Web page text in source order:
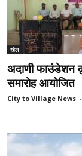
खेल
अदाणी फाउंडेशन
समारोह आयोजित
City to Village News -